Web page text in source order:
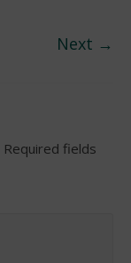
Next →
Required fields